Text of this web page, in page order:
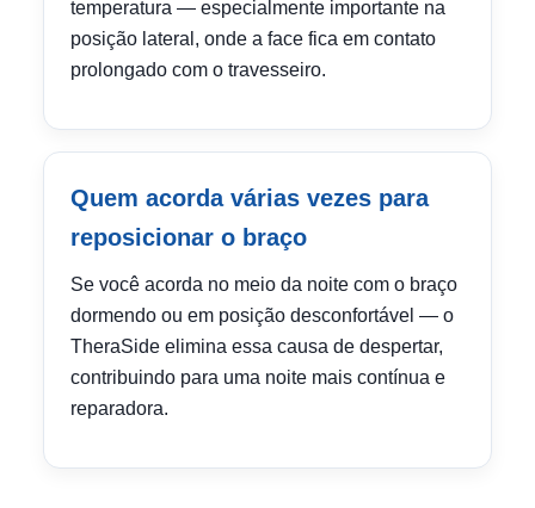
temperatura — especialmente importante na
posição lateral, onde a face fica em contato
prolongado com o travesseiro.
Quem acorda várias vezes para
reposicionar o braço
Se você acorda no meio da noite com o braço
dormendo ou em posição desconfortável — o
TheraSide elimina essa causa de despertar,
contribuindo para uma noite mais contínua e
reparadora.